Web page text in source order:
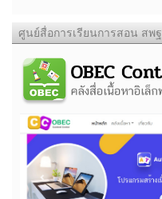
ศูนย์สื่อการเรียนการสอน สพฐ.